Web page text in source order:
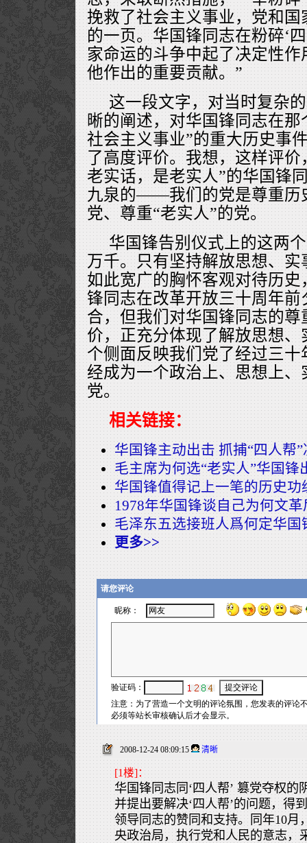
挽救了社会主义事业，党和
的一页。华国锋同志在粉碎‘
家命运的斗争中起了决定性
他作出的重要贡献。”
这一段文字，对当时复杂
晰的阐述，对华国锋同志在
社会主义事业”的重大历史事
了高度评价。我想，这样评
老实话，是老实人”的华国锋
九泉的——我们的党是尊重历
党、尊重“老实人”的党。
华国锋告别仪式上的这两
万千。只有坚持解放思想、
如此宽广的胸怀客观对待历
锋同志在改革开放三十周年
合，但我们对华国锋同志的
价，正充分体现了解放思想
个侧面反映我们党了经过三
经成为一个政治上、思想上
党。
相关链接：
华国锋主动出击 抓捕“四人帮
毛主席为何选“老实人”华国锋
华国锋值得记上一笔的历史功
1978年华国锋谈自己为何文
毛泽东五选接班人爲何定华国
更多>>
2008-12-24 08:09:15 清晰
[1楼]：
华国锋同志同‘四人帮’ 篡党夺权
并提出要解决‘四人帮’的问题，得
领导同志的赞同和支持。同年10月
央政治局，执行党和人民的意志，